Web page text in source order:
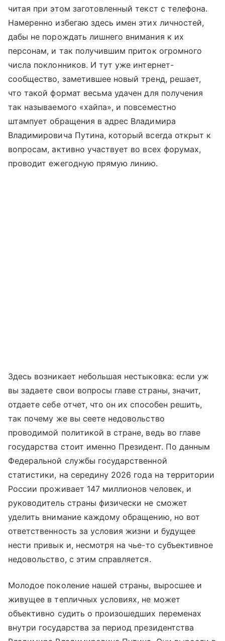
читая при этом заготовленный текст с телефона.
Намеренно избегаю здесь имен этих личностей,
дабы не порождать лишнего внимания к их
персонам, и так получившим приток огромного
числа поклонников. И тут уже интернет-
сообщество, заметившее новый тренд, решает,
что такой формат весьма удачен для получения
так называемого «хайпа», и повсеместно
штампует обращения в адрес Владимира
Владимировича Путина, который всегда открыт к
вопросам, активно участвует во всех форумах,
проводит ежегодную прямую линию.
Здесь возникает небольшая нестыковка: если уж
вы задаете свои вопросы главе страны, значит,
отдаете себе отчет, что он их способен решить,
так почему же вы сеете недовольство
проводимой политикой в стране, ведь во главе
государства стоит именно Президент. По данным
Федеральной службы государственной
статистики, на середину 2026 года на территории
России проживает 147 миллионов человек, и
руководитель страны физически не сможет
уделить внимание каждому обращению, но вот
ответственность за условия жизни и будущее
нести привык и, несмотря на чье-то субъективное
недовольство, с этим справляется.
Молодое поколение нашей страны, выросшее и
живущее в тепличных условиях, не может
объективно судить о произошедших переменах
внутри государства за период президентства